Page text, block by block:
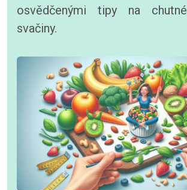
osvědčenými tipy na
svačiny.